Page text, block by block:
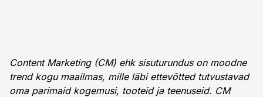
Content Marketing (CM) ehk sisuturundus on moodne
trend kogu maailmas, mille läbi ettevõtted tutvustavad
oma parimaid kogemusi, tooteid ja teenuseid. CM